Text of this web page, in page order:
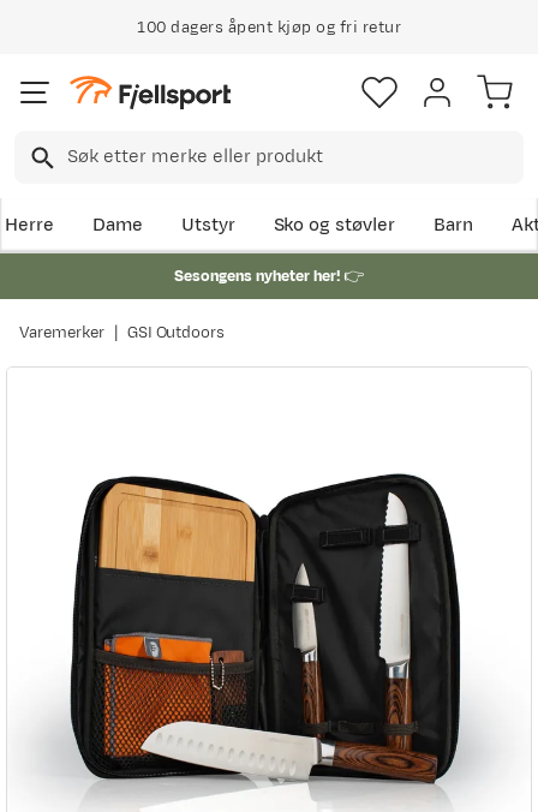
100 dagers åpent kjøp og fri retur
Herre Dame Utstyr Sko og støvler Barn
Sesongens nyheter her!👉
Varemerker GSI Outdoors